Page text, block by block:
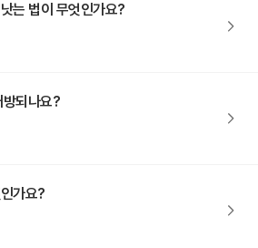
는 법이 무엇인가요?
방되나요?
가요?